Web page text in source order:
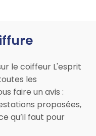
le coiffeur L'esprit
les
faire un avis :
proposées,
qu’il faut pour